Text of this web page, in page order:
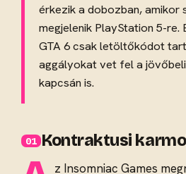
érkezik a dobozban, amikor
megjelenik PlayStation 5-re.
GTA 6 csak letöltőkódot
aggályokat vet fel a
kapcsán is.
Kontraktusi
z Insomniac Games